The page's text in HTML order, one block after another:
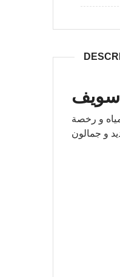
سويف
عم عداد كهرباء و مياه و رخصة
و جمالون